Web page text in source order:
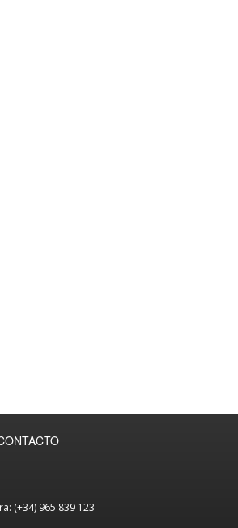
(+34) 965 839 123